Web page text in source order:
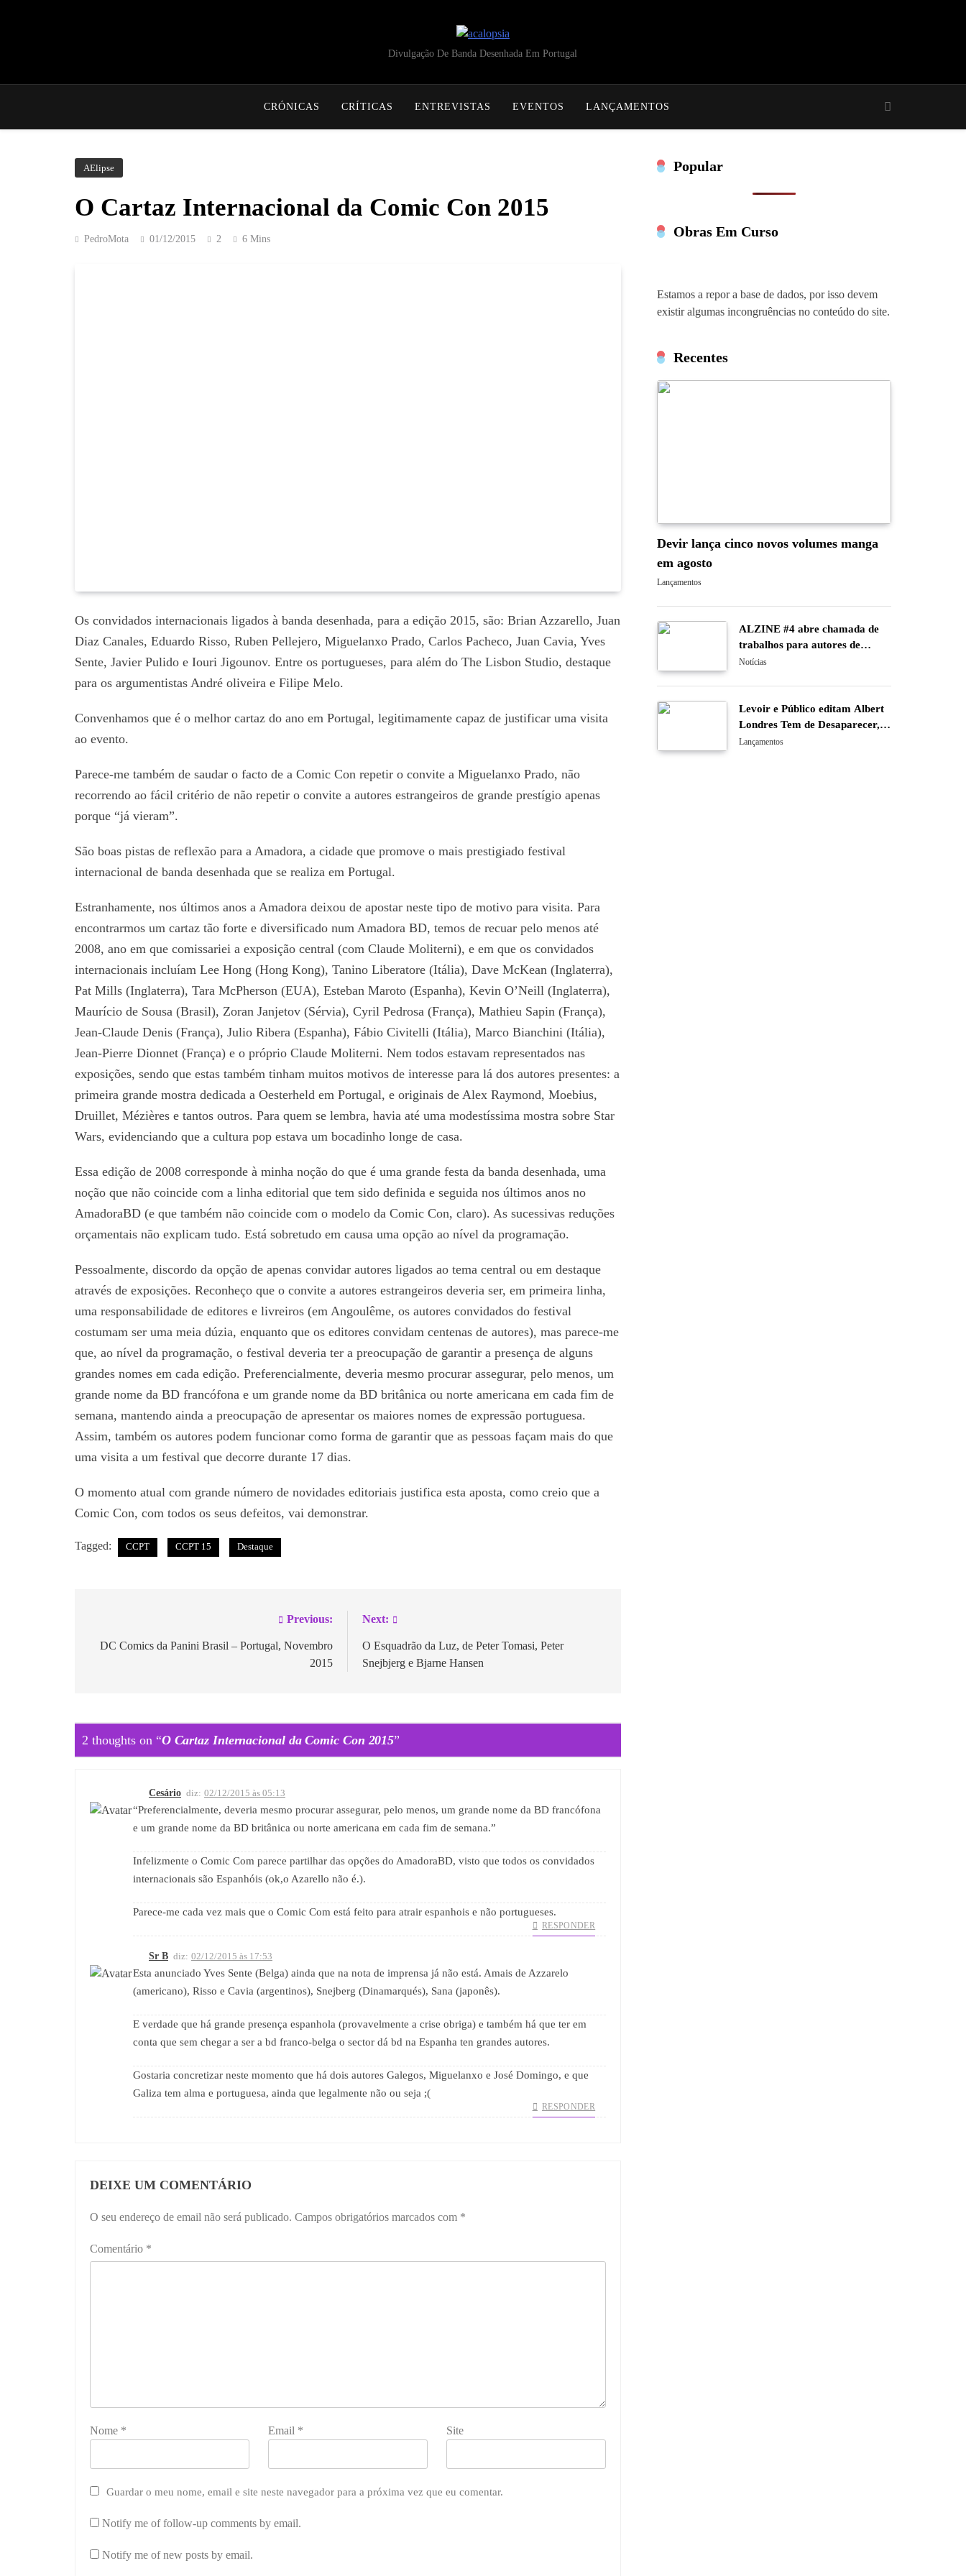
acalopsiaDivulgação De Banda Desenhada Em Portugal
CRÓNICAS CRÍTICAS ENTREVISTAS EVENTOS LANÇAMENTOS
AElipse
O Cartaz Internacional da Comic Con 2015
PedroMota 01/12/2015 2 6 Mins
Os convidados internacionais ligados à banda desenhada, para a edição 2015, são: Brian Azzarello, Juan
Diaz Canales, Eduardo Risso, Ruben Pellejero, Miguelanxo Prado, Carlos Pacheco, Juan Cavia, Yves
Sente, Javier Pulido e Iouri Jigounov. Entre os portugueses, para além do The Lisbon Studio, destaque
para os argumentistas André oliveira e Filipe Melo.
Convenhamos que é o melhor cartaz do ano em Portugal, legitimamente capaz de justificar uma visita
ao evento.
Parece-me também de saudar o facto de a Comic Con repetir o convite a Miguelanxo Prado, não
recorrendo ao fácil critério de não repetir o convite a autores estrangeiros de grande prestígio apenas
porque “já vieram”.
São boas pistas de reflexão para a Amadora, a cidade que promove o mais prestigiado festival
internacional de banda desenhada que se realiza em Portugal.
Estranhamente, nos últimos anos a Amadora deixou de apostar neste tipo de motivo para visita. Para
encontrarmos um cartaz tão forte e diversificado num Amadora BD, temos de recuar pelo menos até
2008, ano em que comissariei a exposição central (com Claude Moliterni), e em que os convidados
internacionais incluíam Lee Hong (Hong Kong), Tanino Liberatore (Itália), Dave McKean (Inglaterra),
Pat Mills (Inglaterra), Tara McPherson (EUA), Esteban Maroto (Espanha), Kevin O’Neill (Inglaterra),
Maurício de Sousa (Brasil), Zoran Janjetov (Sérvia), Cyril Pedrosa (França), Mathieu Sapin (França),
Jean-Claude Denis (França), Julio Ribera (Espanha), Fábio Civitelli (Itália), Marco Bianchini (Itália),
Jean-Pierre Dionnet (França) e o próprio Claude Moliterni. Nem todos estavam representados nas
exposições, sendo que estas também tinham muitos motivos de interesse para lá dos autores presentes: a
primeira grande mostra dedicada a Oesterheld em Portugal, e originais de Alex Raymond, Moebius,
Druillet, Mézières e tantos outros. Para quem se lembra, havia até uma modestíssima mostra sobre Star
Wars, evidenciando que a cultura pop estava um bocadinho longe de casa.
Essa edição de 2008 corresponde à minha noção do que é uma grande festa da banda desenhada, uma
noção que não coincide com a linha editorial que tem sido definida e seguida nos últimos anos no
AmadoraBD (e que também não coincide com o modelo da Comic Con, claro). As sucessivas reduções
orçamentais não explicam tudo. Está sobretudo em causa uma opção ao nível da programação.
Pessoalmente, discordo da opção de apenas convidar autores ligados ao tema central ou em destaque
através de exposições. Reconheço que o convite a autores estrangeiros deveria ser, em primeira linha,
uma responsabilidade de editores e livreiros (em Angoulême, os autores convidados do festival
costumam ser uma meia dúzia, enquanto que os editores convidam centenas de autores), mas parece-me
que, ao nível da programação, o festival deveria ter a preocupação de garantir a presença de alguns
grandes nomes em cada edição. Preferencialmente, deveria mesmo procurar assegurar, pelo menos, um
grande nome da BD francófona e um grande nome da BD britânica ou norte americana em cada fim de
semana, mantendo ainda a preocupação de apresentar os maiores nomes de expressão portuguesa.
Assim, também os autores podem funcionar como forma de garantir que as pessoas façam mais do que
uma visita a um festival que decorre durante 17 dias.
O momento atual com grande número de novidades editoriais justifica esta aposta, como creio que a
Comic Con, com todos os seus defeitos, vai demonstrar.
Tagged: CCPT CCPT 15 Destaque
Previous:
DC Comics da Panini Brasil – Portugal, Novembro
2015
Next:
O Esquadrão da Luz, de Peter Tomasi, Peter
Snejbjerg e Bjarne Hansen
2 thoughts on “O Cartaz Internacional da Comic Con 2015”
Cesário diz: 02/12/2015 às 05:13
“Preferencialmente, deveria mesmo procurar assegurar, pelo menos, um grande nome da BD francófona
e um grande nome da BD britânica ou norte americana em cada fim de semana.”
Infelizmente o Comic Com parece partilhar das opções do AmadoraBD, visto que todos os convidados
internacionais são Espanhóis (ok,o Azarello não é.).
Parece-me cada vez mais que o Comic Com está feito para atrair espanhois e não portugueses.
RESPONDER
Sr B diz: 02/12/2015 às 17:53
Esta anunciado Yves Sente (Belga) ainda que na nota de imprensa já não está. Amais de Azzarelo
(americano), Risso e Cavia (argentinos), Snejberg (Dinamarqués), Sana (japonês).
E verdade que há grande presença espanhola (provavelmente a crise obriga) e também há que ter em
conta que sem chegar a ser a bd franco-belga o sector dá bd na Espanha ten grandes autores.
Gostaria concretizar neste momento que há dois autores Galegos, Miguelanxo e José Domingo, e que
Galiza tem alma e portuguesa, ainda que legalmente não ou seja ;(
RESPONDER
DEIXE UM COMENTÁRIO
O seu endereço de email não será publicado. Campos obrigatórios marcados com *
Comentário *
Nome * Email * Site
Guardar o meu nome, email e site neste navegador para a próxima vez que eu comentar.
Notify me of follow-up comments by email.
Notify me of new posts by email.
Popular
Obras Em Curso
Estamos a repor a base de dados, por isso devem
existir algumas incongruências no conteúdo do site.
Recentes
Devir lança cinco novos volumes manga
em agosto
Lançamentos
ALZINE #4 abre chamada de
trabalhos para autores de
banda desenhada e ilustração
Notícias
Levoir e Público editam Albert
Londres Tem de Desaparecer,
uma novela gráfica sobre o
Lançamentos